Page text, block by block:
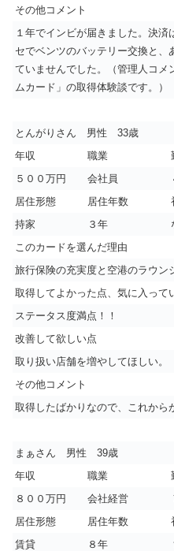
その他コメント
１年でインビが届きました。決
セでベンツのバッテリー交換と、
ていませんでした。（管理人コメ
ムカード」の取得体験談です。）
とんがりさん 男性 33歳
年収
職業
５００万円
会社員
居住形態
居住年数
持家
３年
このカードを選んだ理由
旅行保険の充実度と空港のラウン
取得してよかった点、気に入って
ステータス度満点！！
改善して欲しい点
取り扱い店舗を増やしてほしい。
その他コメント
取得したばかりなので、これから
まぁさん 男性 39歳
年収
職業
８００万円
会社経営
居住形態
居住年数
賃貸
８年